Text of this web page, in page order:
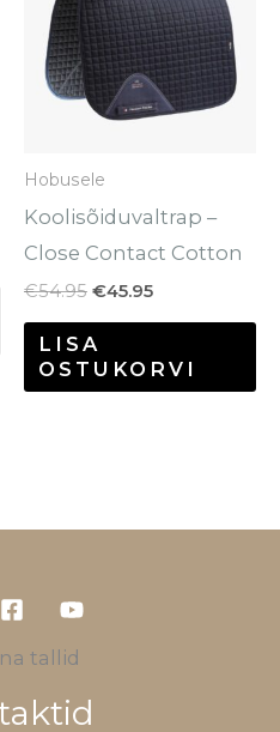
Hobusele
Koolisõiduvaltrap –
Close Contact Cotton
€54.95 €45.95
LISA
OSTUKORVI